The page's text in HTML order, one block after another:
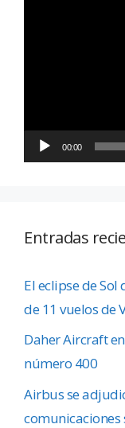
00:00
Entradas
El eclipse de
de 11 vuelos de
Daher Aircraft
número 400
Airbus se
comunicaciones